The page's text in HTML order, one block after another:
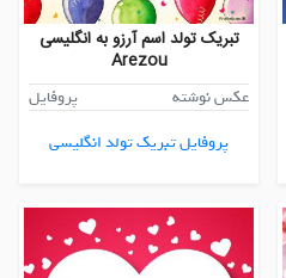
تبریک تولد اسم آرزو به انگلیسی
Arezou
عکس نوشته
پروفایل
پروفایل تبریک تولد انگلیسی